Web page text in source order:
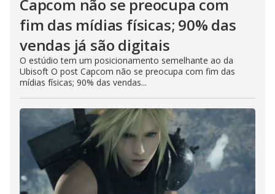
Capcom não se preocupa com
fim das mídias físicas; 90% das
vendas já são digitais
O estúdio tem um posicionamento semelhante ao da
Ubisoft O post Capcom não se preocupa com fim das
mídias físicas; 90% das vendas...